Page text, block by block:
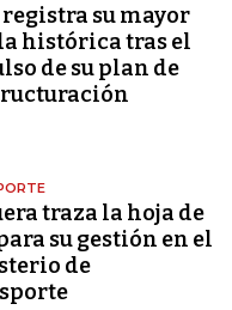
registra su mayor
histórica tras el
de su plan de
traza la hoja de
su gestión en el
de